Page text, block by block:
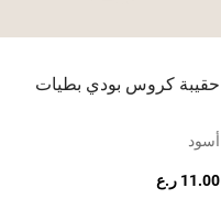
حقيبة كروس بودي بطيات
أسود
11.00 ر.ع